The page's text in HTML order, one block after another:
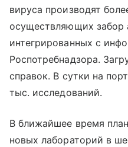
вируса производят
осуществляющих забор
интегрированных с
Роспотребнадзора.
справок. В сутки на
тыс. исследований.
В ближайшее время
новых лабораторий в